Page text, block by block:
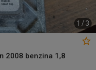
1 / 3
2008 benzina 1,8